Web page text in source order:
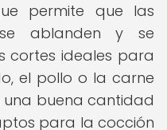
permite que las
ablanden y se
cortes ideales para
el pollo o la carne
una buena cantidad
para la cocción